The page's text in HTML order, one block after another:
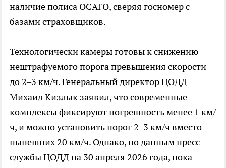
наличие полиса ОСАГО, сверяя госномер с
базами страховщиков.
Технологически камеры готовы к снижению
нештрафуемого порога превышения скорости
до 2–3 км/ч. Генеральный директор ЦОДД
Михаил Кизлык заявил, что современные
комплексы фиксируют погрешность менее 1 км/
ч, и можно установить порог 2–3 км/ч вместо
нынешних 20 км/ч. Однако, по данным пресс-
службы ЦОДД на 30 апреля 2026 года, пока